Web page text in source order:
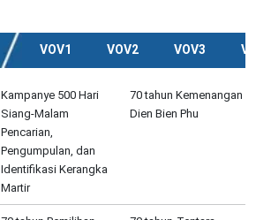
VOV1 VOV2 VOV3
Kampanye 500 Hari
Siang-Malam
Pencarian,
Pengumpulan, dan
Identifikasi Kerangka
Martir
70 tahun Kemenangan
Dien Bien Phu